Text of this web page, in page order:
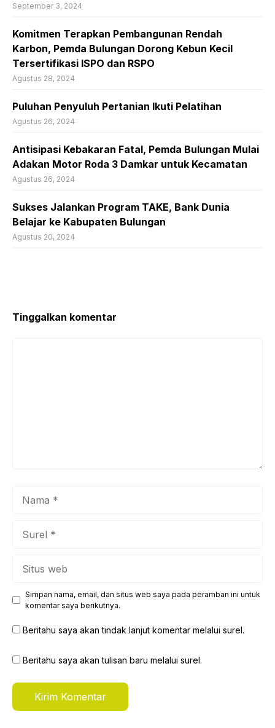
September 3, 2024
Komitmen Terapkan Pembangunan Rendah
Karbon, Pemda Bulungan Dorong Kebun Kecil
Tersertifikasi ISPO dan RSPO
Agustus 28, 2024
Puluhan Penyuluh Pertanian Ikuti Pelatihan
Agustus 26, 2024
Antisipasi Kebakaran Fatal, Pemda Bulungan Mulai
Adakan Motor Roda 3 Damkar untuk Kecamatan
Agustus 26, 2024
Sukses Jalankan Program TAKE, Bank Dunia
Belajar ke Kabupaten Bulungan
Agustus 20, 2024
Tinggalkan komentar
Simpan nama, email, dan situs web saya pada peramban ini untuk
komentar saya berikutnya.
Beritahu saya akan tindak lanjut komentar melalui surel.
Beritahu saya akan tulisan baru melalui surel.